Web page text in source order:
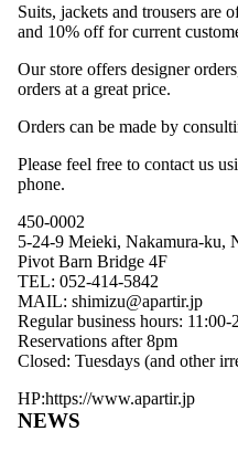
Suits, jackets and trousers are
and 10% off for current
Our store offers designer
orders at a great price.
Orders can be made by
Please feel free to contact us
phone.
450-0002
5-24-9 Meieki, Nakamura-ku,
Pivot Barn Bridge 4F
TEL: 052-414-5842
MAIL: shimizu@apartir.jp
Regular business hours: 11:00-
Reservations after 8pm
Closed: Tuesdays (and other
HP:https://www.apartir.jp
NEWS